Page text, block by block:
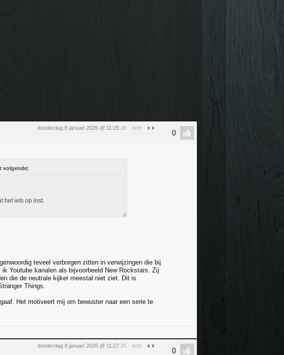
donderdag 8 januari 2026 @ 11:25:26 #205
volgende:
het iets op lost.
teveel verborgen zitten in verwijzingen die bij
Youtube kanalen als bijvoorbeeld New Rockstars. Zij
die de neutrale kijker meestal niet ziet. Dit is
Things.
Het motiveert mij om bewuster naar een serie te
donderdag 8 januari 2026 @ 11:27:25 #206